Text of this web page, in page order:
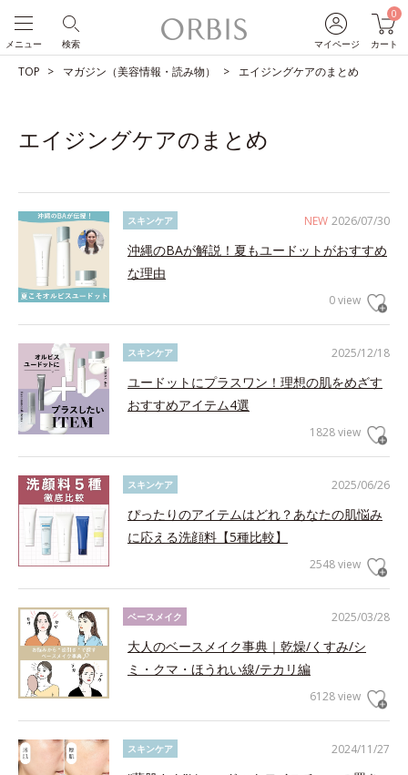
マイページ
0
カート
検索
メニュー
TOP マガジン（美容情報・読み物） エイジングケアのまとめ
エイジングケアのまとめ
NEW 2026/07/30
スキンケア
沖縄のBAが解説！夏もユードットがおすすめ
な理由
0 view
2025/12/18
スキンケア
ユードットにプラスワン！理想の肌をめざす
おすすめアイテム4選
1828 view
2025/06/26
スキンケア
ぴったりのアイテムはどれ？あなたの肌悩み
に応える洗顔料【5種比較】
2548 view
2025/03/28
ベースメイク
大人のベースメイク事典｜乾燥/くすみ/シ
ミ・クマ・ほうれい線/テカリ編
6128 view
2024/11/27
スキンケア